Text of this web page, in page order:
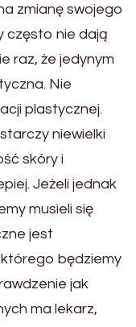
zmianę swojego
często nie dają
raz, że jedynym
Nie
plastycznej.
niewielki
skóry i
Jeżeli jednak
musieli się
jest
będziemy
jak
ma lekarz,